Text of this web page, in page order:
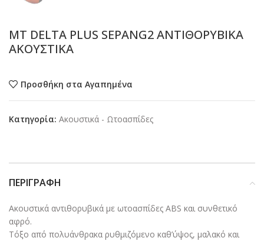
MT DELTA PLUS SEPANG2 ΑΝΤΙΘΟΡΥΒΙΚΑ
ΑΚΟΥΣΤΙΚΑ
Προσθήκη στα Αγαπημένα
Κατηγορία: Ακουστικά - Ωτοασπίδες
ΠΕΡΙΓΡΑΦΉ
Ακουστικά αντιθορυβικά με ωτοασπίδες ABS και συνθετικό
αφρό.
Τόξο από πολυάνθρακα ρυθμιζόμενο καθ’ύψος, μαλακό και